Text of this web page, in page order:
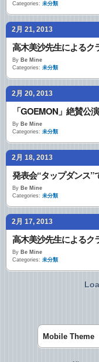
Categories: 未分類
2月 21, 2013
高木美沙先生によるク
By Be Mine
Categories: 未分類
2月 20, 2013
「GOEMON」絶賛公
By Be Mine
Categories: 未分類
2月 18, 2013
発表会“タップダンス”
By Be Mine
Categories: 未分類
2月 17, 2013
高木美沙先生によるク
By Be Mine
Categories: 未分類
Mobile Theme